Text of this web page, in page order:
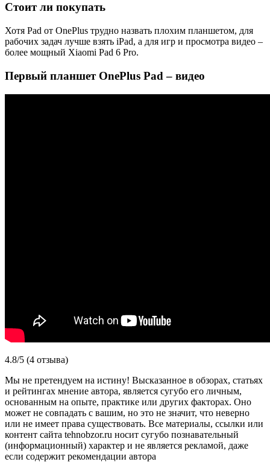
Стоит ли покупать
Хотя Pad от OnePlus трудно назвать плохим планшетом, для
рабочих задач лучше взять iPad, а для игр и просмотра видео –
более мощный Xiaomi Pad 6 Pro.
Первый планшет OnePlus Pad – видео
4.8/5 (4 отзыва)
Мы не претендуем на истину! Высказанное в обзорах, статьях
и рейтингах мнение автора, является сугубо его личным,
основанным на опыте, практике или других факторах. Оно
может не совпадать с вашим, но это не значит, что неверно
или не имеет права существовать. Все материалы, ссылки или
контент сайта tehnobzor.ru носит сугубо познавательный
(информационный) характер и не является рекламой, даже
если содержит рекомендации автора